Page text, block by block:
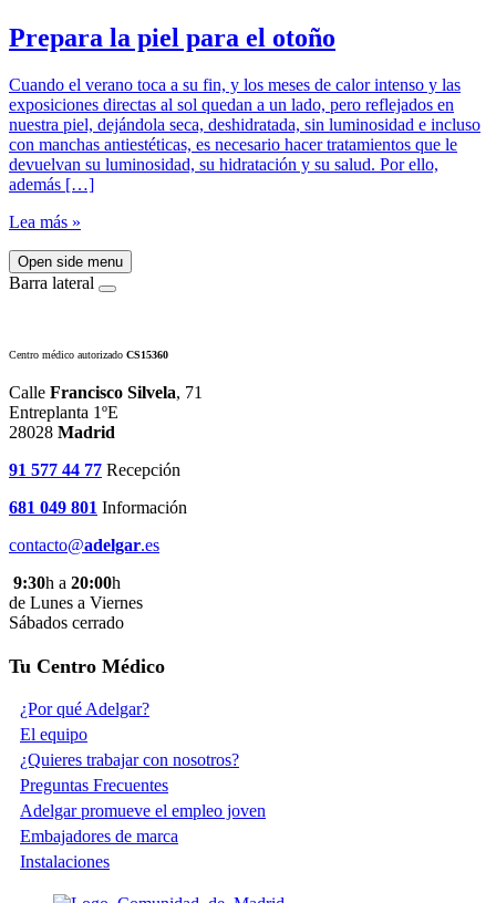
Prepara la piel para el otoño
Cuando el verano toca a su fin, y los meses de calor intenso y las
exposiciones directas al sol quedan a un lado, pero reflejados en
nuestra piel, dejándola seca, deshidratada, sin luminosidad e incluso
con manchas antiestéticas, es necesario hacer tratamientos que le
devuelvan su luminosidad, su hidratación y su salud. Por ello,
además […]
Lea más »
Open side menu
Barra lateral
Centro médico autorizado CS15360
Calle Francisco Silvela, 71
Entreplanta 1ºE
28028 Madrid
91 577 44 77 Recepción
681 049 801 Información
contacto@adelgar.es
9:30h a 20:00h
de Lunes a Viernes
Sábados cerrado
Tu Centro Médico
¿Por qué Adelgar?
El equipo
¿Quieres trabajar con nosotros?
Preguntas Frecuentes
Adelgar promueve el empleo joven
Embajadores de marca
Instalaciones